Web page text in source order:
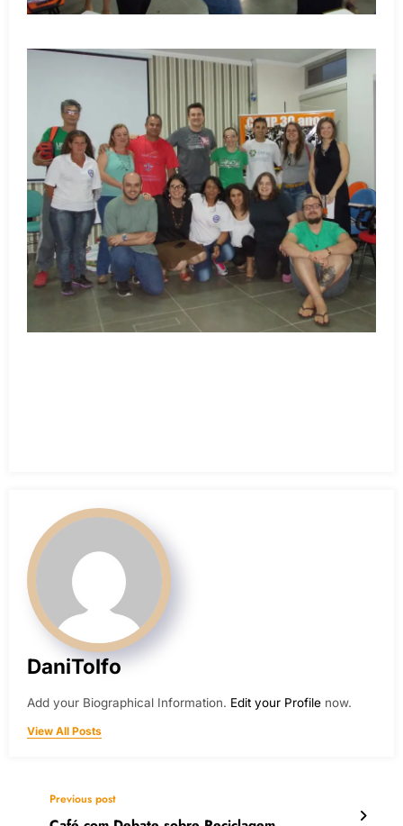
DaniTolfo
Add your Biographical Information. Edit your Profile now.
View All Posts
Previous post